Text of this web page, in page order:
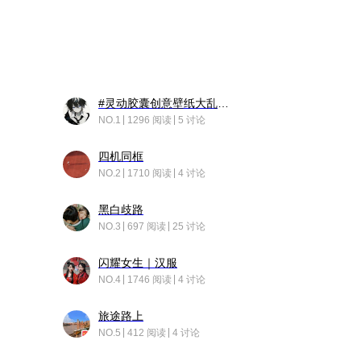
NO.1 1296 阅读 5 讨论
四机同框
NO.2 1710 阅读 4 讨论
黑白歧路
NO.3 697 阅读 25 讨论
闪耀女生｜汉服
NO.4 1746 阅读 4 讨论
旅途路上
NO.5 412 阅读 4 讨论